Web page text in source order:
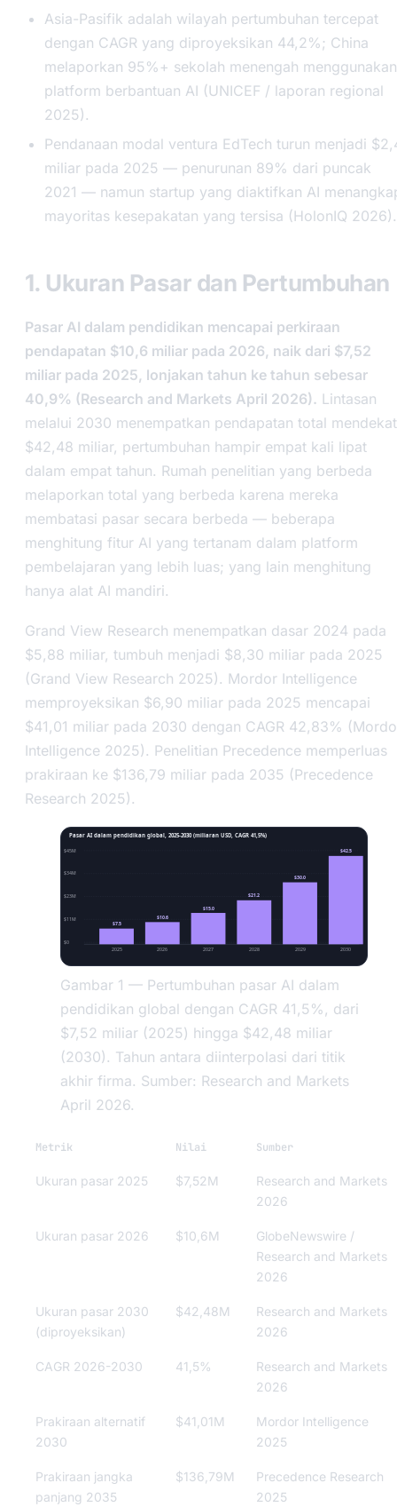
Asia-Pasifik adalah wilayah pertumbuhan tercepat
dengan CAGR yang diproyeksikan 44,2%; China
melaporkan 95%+ sekolah menengah menggunakan
platform berbantuan AI (UNICEF / laporan regional
2025).
Pendanaan modal ventura EdTech turun menjadi
miliar pada 2025 — penurunan 89% dari puncak
2021 — namun startup yang diaktifkan AI
mayoritas kesepakatan yang tersisa (HolonIQ 2026).
1. Ukuran Pasar dan Pertumbuhan
Pasar AI dalam pendidikan mencapai perkiraan
pendapatan $10,6 miliar pada 2026, naik dari $7,52
miliar pada 2025, lonjakan tahun ke tahun sebesar
40,9% (Research and Markets April 2026). Lintasan
melalui 2030 menempatkan pendapatan total
$42,48 miliar, pertumbuhan hampir empat kali lipat
dalam empat tahun. Rumah penelitian yang berbeda
melaporkan total yang berbeda karena mereka
membatasi pasar secara berbeda — beberapa
menghitung fitur AI yang tertanam dalam platform
pembelajaran yang lebih luas; yang lain menghitung
hanya alat AI mandiri.
Grand View Research menempatkan dasar 2024 pada
$5,88 miliar, tumbuh menjadi $8,30 miliar pada 2025
(Grand View Research 2025). Mordor Intelligence
memproyeksikan $6,90 miliar pada 2025 mencapai
$41,01 miliar pada 2030 dengan CAGR 42,83%
Intelligence 2025). Penelitian Precedence memperluas
prakiraan ke $136,79 miliar pada 2035 (Precedence
Research 2025).
Pasar AI dalam pendidikan global, 2025-2030 (miliaran USD, CAGR 41,5%)
$45M
$34M
$23M
$11M
$0
$7.5
$10.6
$15.0
$21.2
$30.0
$42.5
2025 2026 2027 2028 2029 2030
Gambar 1 — Pertumbuhan pasar AI dalam
pendidikan global dengan CAGR 41,5%, dari
$7,52 miliar (2025) hingga $42,48 miliar
(2030). Tahun antara diinterpolasi dari titik
akhir firma. Sumber: Research and Markets
April 2026.
Metrik Nilai Sumber
Ukuran pasar 2025 $7,52M
Research and Markets
2026
Ukuran pasar 2026 $10,6M
GlobeNewswire /
Research and Markets
2026
Ukuran pasar 2030
(diproyeksikan)
$42,48M
Research and Markets
2026
CAGR 2026-2030 41,5%
Research and Markets
2026
Prakiraan alternatif
2030
$41,01M
Mordor Intelligence
2025
Prakiraan jangka
panjang 2035
$136,79M
Precedence Research
2025